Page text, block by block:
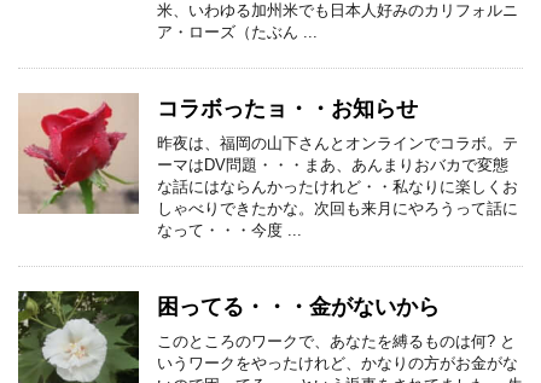
米、いわゆる加州米でも日本人好みのカリフォルニ
ア・ローズ（たぶん ...
コラボったョ・・お知らせ
昨夜は、福岡の山下さんとオンラインでコラボ。テ
ーマはDV問題・・・まあ、あんまりおバカで変態
な話にはならんかったけれど・・私なりに楽しくお
しゃべりできたかな。次回も来月にやろうって話に
なって・・・今度 ...
困ってる・・・金がないから
このところのワークで、あなたを縛るものは何? と
いうワークをやったけれど、かなりの方がお金がな